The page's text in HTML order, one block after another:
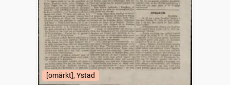
[omärkt], Ystad